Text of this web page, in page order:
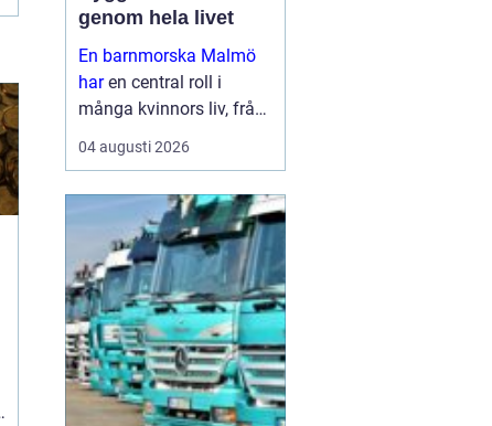
genom hela livet
En barnmorska Malmö
haren central roll i
många kvinnors liv, från
preventivmedelsrådgivni
förlossningsförberedelse
och tiden efter att barnet
är fött. För må...
04 augusti 2026